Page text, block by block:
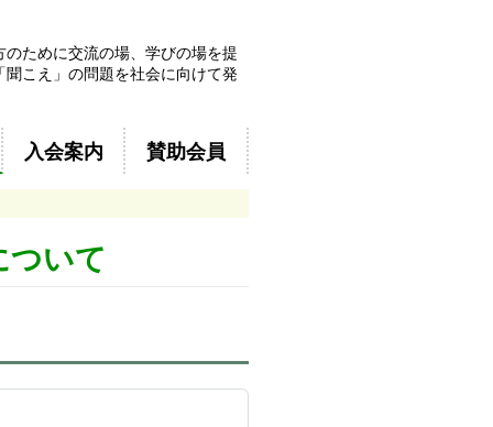
ために交流の場、学びの場を提
こえ」の問題を社会に向けて発
入会案内 賛助会員
ついて